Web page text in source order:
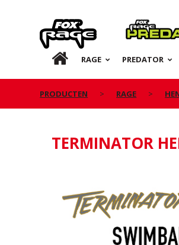
Rage Predator
NL RAGE PREDATOR
PRODUCTEN RAGE
TERMINATOR